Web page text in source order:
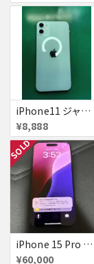
iPhone11 ジャンク
¥8,888
SOLD
iPhone 15 Pro 128GB ブラックチタニウム ネットワーク利用制限あり
¥60,000